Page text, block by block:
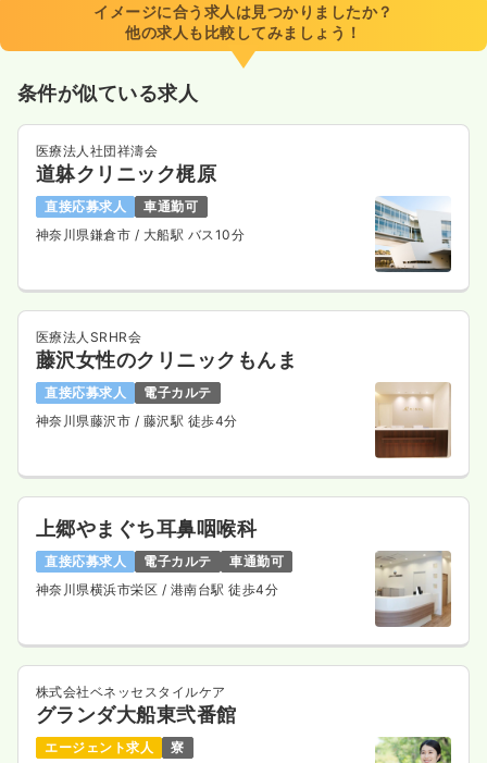
イメージに合う求人は見つかりましたか？
他の求人も比較してみましょう！
条件が似ている求人
医療法人社団祥濤会
道躰クリニック梶原
直接応募求人
車通勤可
神奈川県鎌倉市 / 大船駅 バス10分
医療法人SRHR会
藤沢女性のクリニックもんま
直接応募求人
電子カルテ
神奈川県藤沢市 / 藤沢駅 徒歩4分
上郷やまぐち耳鼻咽喉科
直接応募求人 電子カルテ
車通勤可
神奈川県横浜市栄区 / 港南台駅 徒歩4分
株式会社ベネッセスタイルケア
グランダ大船東弐番館
エージェント求人
寮